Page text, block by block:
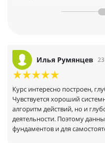
- Есть видео и темы,
главное. Именно за этим я их
Прошло уже 6 лет с первого
вебинары поддержки, где уже
Ивана.
Рекомендую
Илья Румянцев
Курс интересно построен,
Чувствуется хороший
алгоритм действий, но и
деятельности. Поэтому
фундаментов и для